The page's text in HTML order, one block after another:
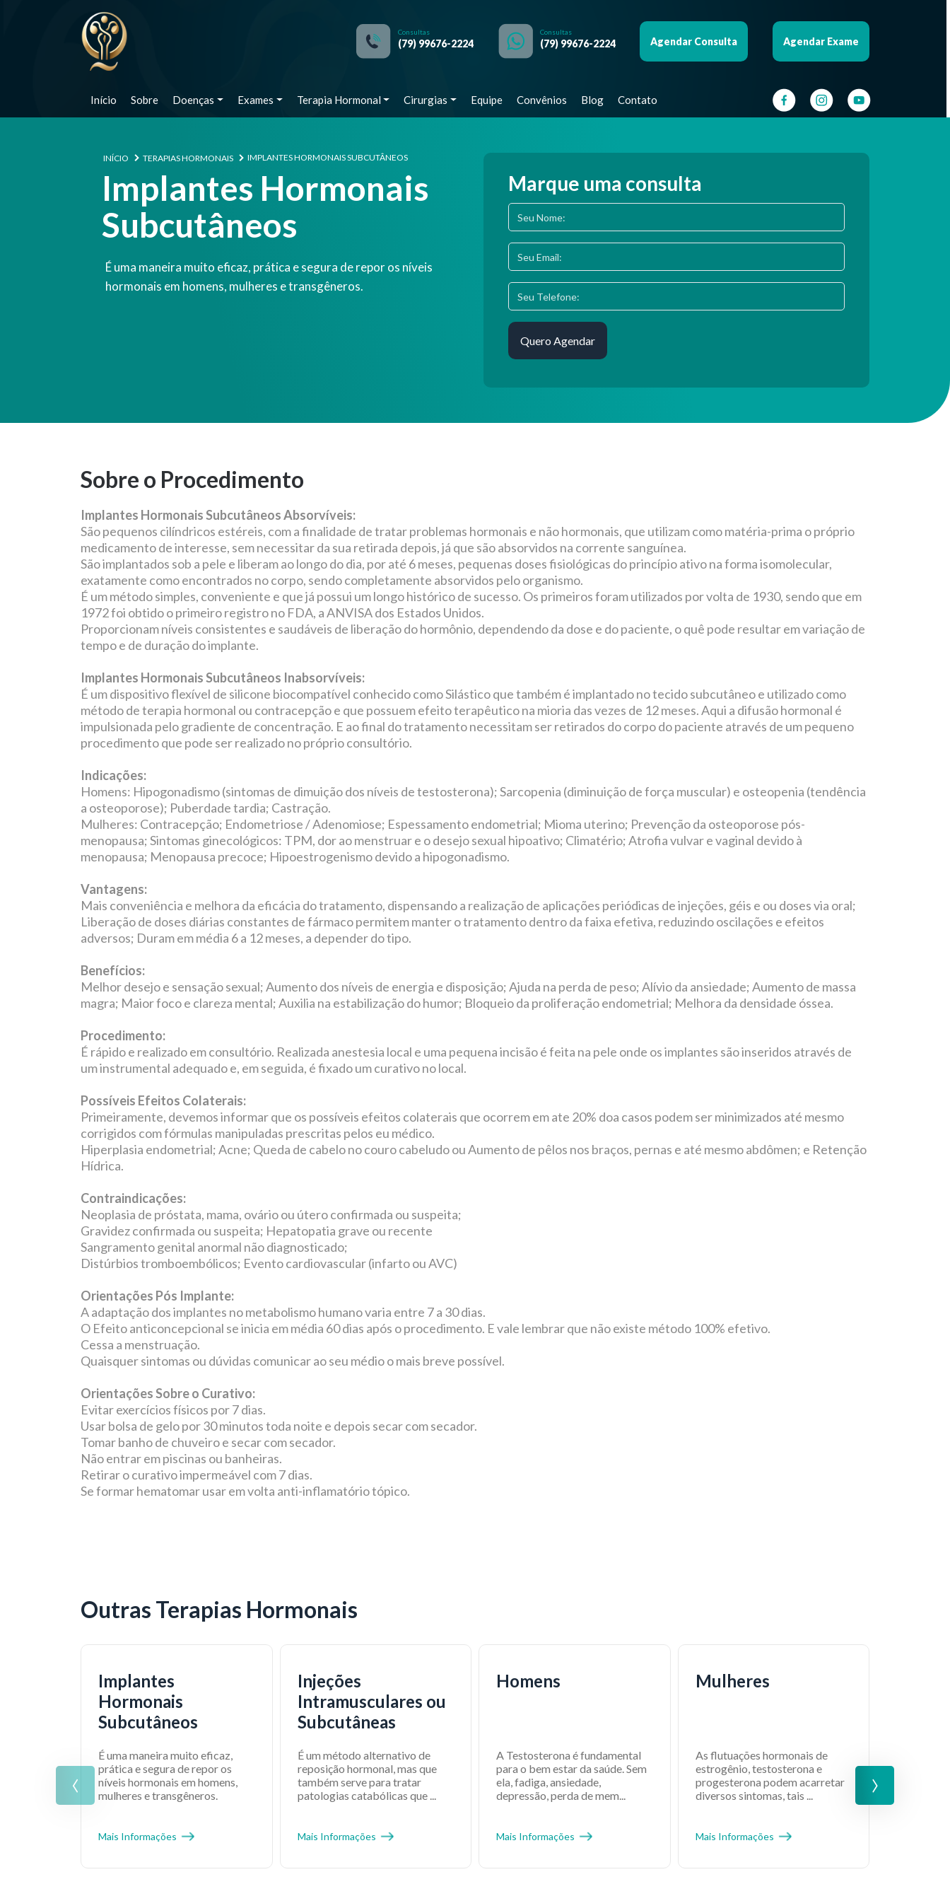
Consultas
(79) 99676-2224
Consultas
(79) 99676-2224 Agendar Consulta Agendar Exame
Início Sobre Doenças Exames Terapia Hormonal Cirurgias Equipe Convênios Blog Contato
INÍCIO TERAPIAS HORMONAIS IMPLANTES HORMONAIS SUBCUTÂNEOS
Implantes Hormonais
Subcutâneos
É uma maneira muito eficaz, prática e segura de repor os níveis
hormonais em homens, mulheres e transgêneros.
Marque uma consulta
Sobre o Procedimento
Implantes Hormonais Subcutâneos Absorvíveis:
São pequenos cilíndricos estéreis, com a finalidade de tratar problemas hormonais e não hormonais, que utilizam como matéria-prima o próprio
medicamento de interesse, sem necessitar da sua retirada depois, já que são absorvidos na corrente sanguínea.
São implantados sob a pele e liberam ao longo do dia, por até 6 meses, pequenas doses fisiológicas do princípio ativo na forma isomolecular,
exatamente como encontrados no corpo, sendo completamente absorvidos pelo organismo.
É um método simples, conveniente e que já possui um longo histórico de sucesso. Os primeiros foram utilizados por volta de 1930, sendo que em
1972 foi obtido o primeiro registro no FDA, a ANVISA dos Estados Unidos.
Proporcionam níveis consistentes e saudáveis de liberação do hormônio, dependendo da dose e do paciente, o quê pode resultar em variação de
tempo e de duração do implante.
Implantes Hormonais Subcutâneos Inabsorvíveis:
É um dispositivo flexível de silicone biocompatível conhecido como Silástico que também é implantado no tecido subcutâneo e utilizado como
método de terapia hormonal ou contracepção e que possuem efeito terapêutico na mioria das vezes de 12 meses. Aqui a difusão hormonal é
impulsionada pelo gradiente de concentração. E ao final do tratamento necessitam ser retirados do corpo do paciente através de um pequeno
procedimento que pode ser realizado no próprio consultório.
Indicações:
Homens: Hipogonadismo (sintomas de dimuição dos níveis de testosterona); Sarcopenia (diminuição de força muscular) e osteopenia (tendência
a osteoporose); Puberdade tardia; Castração.
Mulheres: Contracepção; Endometriose / Adenomiose; Espessamento endometrial; Mioma uterino; Prevenção da osteoporose pós-
menopausa; Sintomas ginecológicos: TPM, dor ao menstruar e o desejo sexual hipoativo; Climatério; Atrofia vulvar e vaginal devido à
menopausa; Menopausa precoce; Hipoestrogenismo devido a hipogonadismo.
Vantagens:
Mais conveniência e melhora da eficácia do tratamento, dispensando a realização de aplicações periódicas de injeções, géis e ou doses via oral;
Liberação de doses diárias constantes de fármaco permitem manter o tratamento dentro da faixa efetiva, reduzindo oscilações e efeitos
adversos; Duram em média 6 a 12 meses, a depender do tipo.
Benefícios:
Melhor desejo e sensação sexual; Aumento dos níveis de energia e disposição; Ajuda na perda de peso; Alívio da ansiedade; Aumento de massa
magra; Maior foco e clareza mental; Auxilia na estabilização do humor; Bloqueio da proliferação endometrial; Melhora da densidade óssea.
Procedimento:
É rápido e realizado em consultório. Realizada anestesia local e uma pequena incisão é feita na pele onde os implantes são inseridos através de
um instrumental adequado e, em seguida, é fixado um curativo no local.
Possíveis Efeitos Colaterais:
Primeiramente, devemos informar que os possíveis efeitos colaterais que ocorrem em ate 20% doa casos podem ser minimizados até mesmo
corrigidos com fórmulas manipuladas prescritas pelos eu médico.
Hiperplasia endometrial; Acne; Queda de cabelo no couro cabeludo ou Aumento de pêlos nos braços, pernas e até mesmo abdômen; e Retenção
Hídrica.
Contraindicações:
Neoplasia de próstata, mama, ovário ou útero confirmada ou suspeita;
Gravidez confirmada ou suspeita; Hepatopatia grave ou recente
Sangramento genital anormal não diagnosticado;
Distúrbios tromboembólicos; Evento cardiovascular (infarto ou AVC)
Orientações Pós Implante:
A adaptação dos implantes no metabolismo humano varia entre 7 a 30 dias.
O Efeito anticoncepcional se inicia em média 60 dias após o procedimento. E vale lembrar que não existe método 100% efetivo.
Cessa a menstruação.
Quaisquer sintomas ou dúvidas comunicar ao seu médio o mais breve possível.
Orientações Sobre o Curativo:
Evitar exercícios físicos por 7 dias.
Usar bolsa de gelo por 30 minutos toda noite e depois secar com secador.
Tomar banho de chuveiro e secar com secador.
Não entrar em piscinas ou banheiras.
Retirar o curativo impermeável com 7 dias.
Se formar hematomar usar em volta anti-inflamatório tópico.
Outras Terapias Hormonais
Implantes
Hormonais
Subcutâneos
É uma maneira muito eficaz,
prática e segura de repor os
níveis hormonais em homens,
mulheres e transgêneros.
Mais Informações
Injeções
Intramusculares ou
Subcutâneas
É um método alternativo de
reposição hormonal, mas que
também serve para tratar
patologias catabólicas que ...
Mais Informações
Homens
A Testosterona é fundamental
para o bem estar da saúde. Sem
ela, fadiga, ansiedade,
depressão, perda de mem...
Mais Informações
Mulheres
As flutuações hormonais de
estrogênio, testosterona e
progesterona podem acarretar
diversos sintomas, tais ...
Mais Informações
‹ ›